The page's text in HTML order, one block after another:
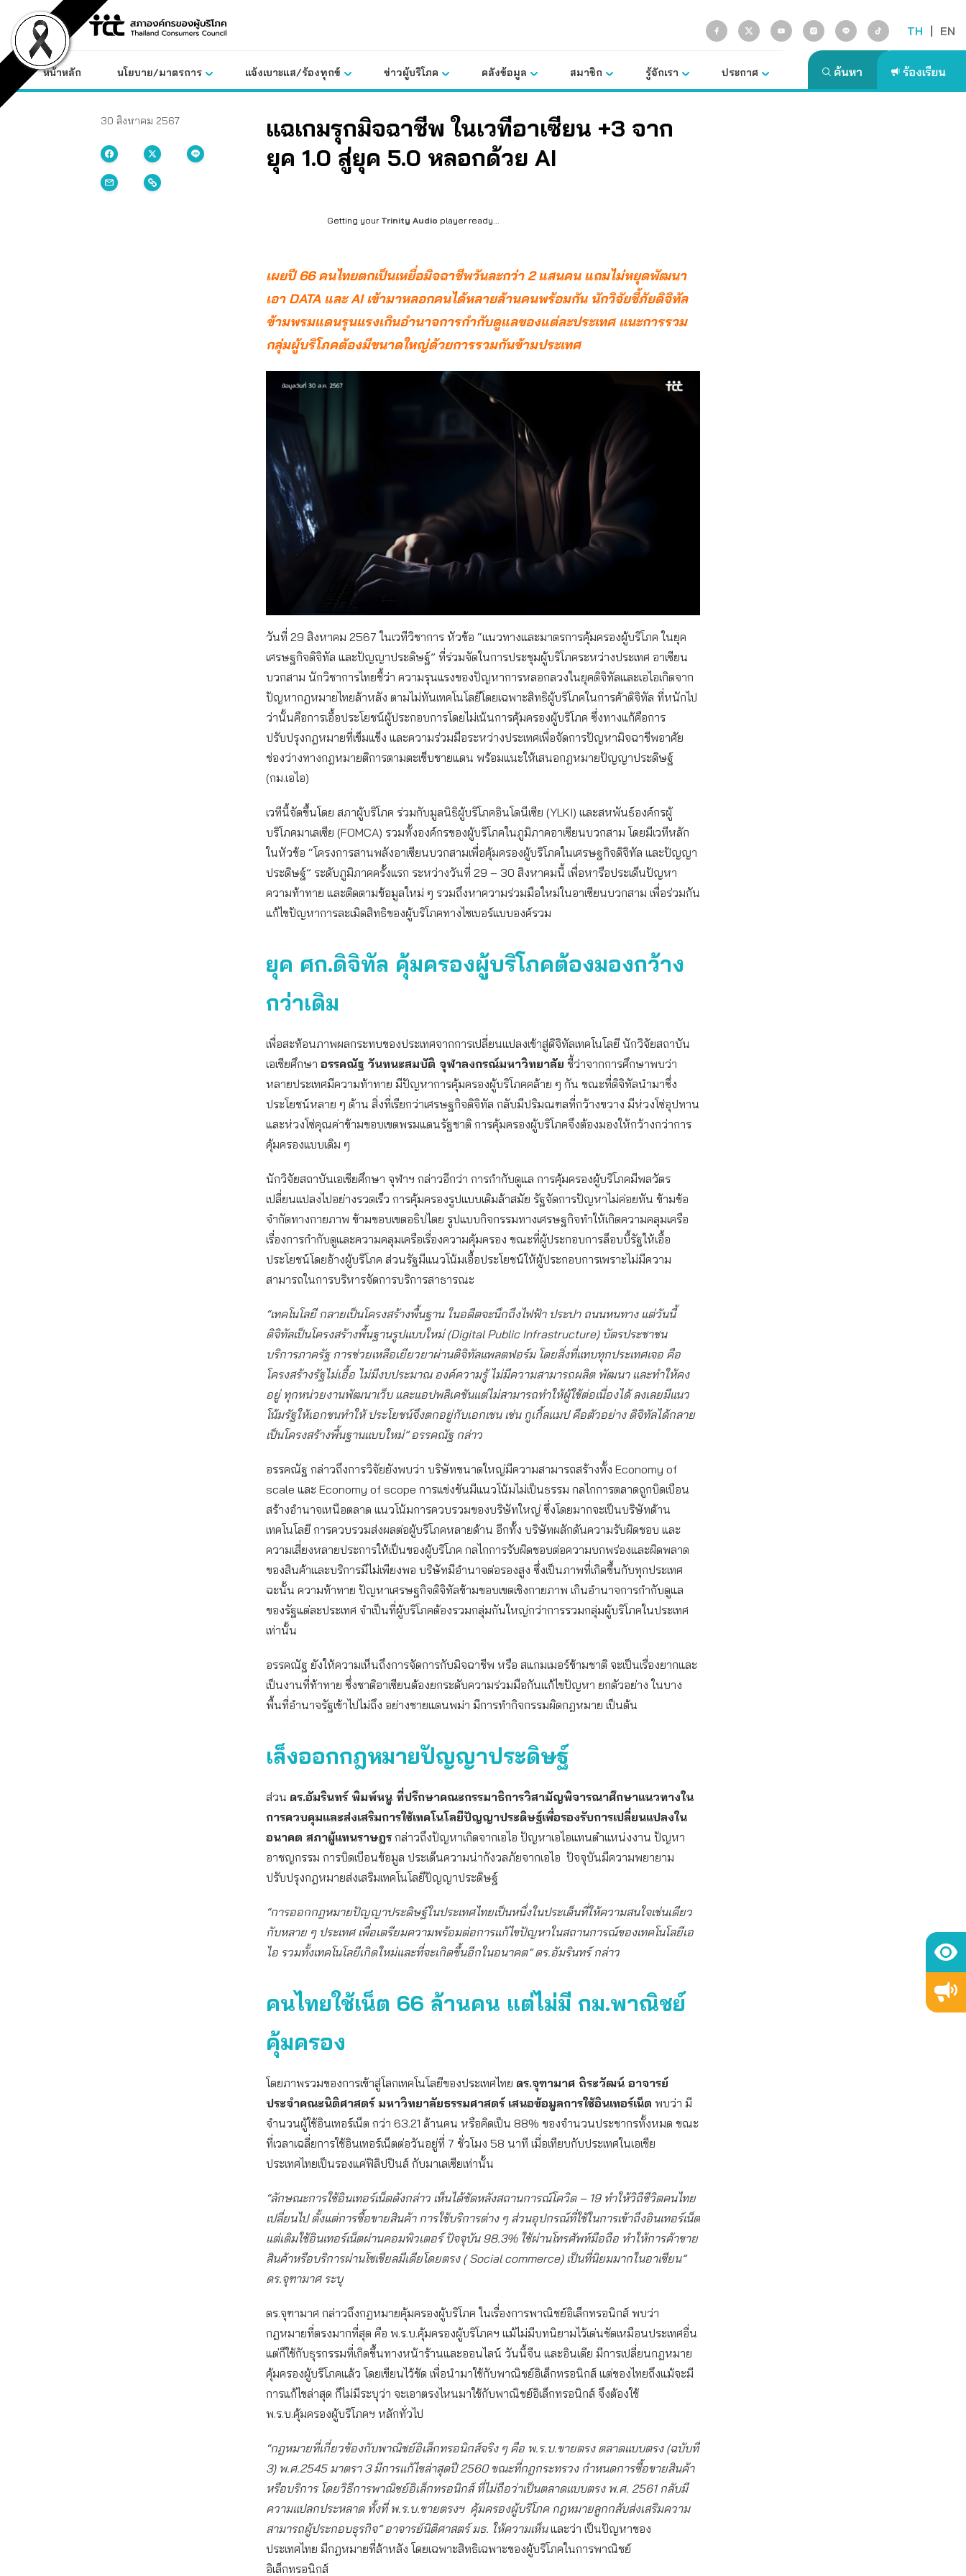
content
TH | EN
หน้าหลัก นโยบาย/มาตรการ แจ้งเบาะแส/ร้องทุกข์ ข่าวผู้บริโภค คลังข้อมูล สมาชิก รู้จักเรา ประกาศ
30 สิงหาคม 2567
แฉเกมรุกมิจฉาชีพ ในเวทีอาเซียน +3 จาก
ยุค 1.0 สู่ยุค 5.0 หลอกด้วย AI
Getting your Trinity Audio player ready...
เผยปี 66 คนไทยตกเป็นเหยื่อมิจฉาชีพวันละกว่า 2 แสนคน แถมไม่หยุดพัฒนา
เอา DATA และ AI เข้ามาหลอกคนได้หลายล้านคนพร้อมกัน นักวิจัยชี้ภัยดิจิทัล
ข้ามพรมแดนรุนแรงเกินอำนาจการกำกับดูแลของแต่ละประเทศ แนะการรวม
กลุ่มผู้บริโภคต้องมีขนาดใหญ่ด้วยการรวมกันข้ามประเทศ
วันที่ 29 สิงหาคม 2567 ในเวทีวิชาการ หัวข้อ “แนวทางและมาตรการคุ้มครองผู้บริโภค ในยุค
เศรษฐกิจดิจิทัล และปัญญาประดิษฐ์” ที่ร่วมจัดในการประชุมผู้บริโภคระหว่างประเทศ อาเซียน
บวกสาม นักวิชาการไทยชี้ว่า ความรุนแรงของปัญหาการหลอกลวงในยุคดิจิทัลและเอไอเกิดจาก
ปัญหากฎหมายไทยล้าหลัง ตามไม่ทันเทคโนโลยีโดยเฉพาะสิทธิผู้บริโภคในการค้าดิจิทัล ที่หนักไป
ว่านั้นคือการเอื้อประโยชน์ผู้ประกอบการโดยไม่เน้นการคุ้มครองผู้บริโภค ซึ่งทางแก้คือการ
ปรับปรุงกฎหมายที่เข็มแข็ง และความร่วมมือระหว่างประเทศเพื่อจัดการปัญหามิจฉาชีพอาศัย
ช่องว่างทางกฎหมายติการตามตะเข็บชายแดน พร้อมแนะให้เสนอกฎหมายปัญญาประดิษฐ์
(กม.เอไอ)
เวทีนี้จัดขึ้นโดย สภาผู้บริโภค ร่วมกับมูลนิธิผู้บริโภคอินโดนีเซีย (YLKI) และสหพันธ์องค์กรผู้
บริโภคมาเลเซีย (FOMCA) รวมทั้งองค์กรของผู้บริโภคในภูมิภาคอาเซียนบวกสาม โดยมีเวทีหลัก
ในหัวข้อ “โครงการสานพลังอาเซียนบวกสามเพื่อคุ้มครองผู้บริโภคในเศรษฐกิจดิจิทัล และปัญญา
ประดิษฐ์” ระดับภูมิภาคครั้งแรก ระหว่างวันที่ 29 – 30 สิงหาคมนี้ เพื่อหารือประเด็นปัญหา
ความท้าทาย และติดตามข้อมูลใหม่ ๆ รวมถึงหาความร่วมมือใหม่ในอาเซียนบวกสาม เพื่อร่วมกัน
แก้ไขปัญหาการละเมิดสิทธิของผู้บริโภคทางไซเบอร์แบบองค์รวม
ยุค ศก.ดิจิทัล คุ้มครองผู้บริโภคต้องมองกว้าง
กว่าเดิม
เพื่อสะท้อนภาพผลกระทบของประเทศจากการเปลี่ยนแปลงเข้าสู่ดิจิทัลเทคโนโลยี นักวิจัยสถาบัน
เอเชียศึกษา อรรคณัฐ วันทนะสมบัติ จุฬาลงกรณ์มหาวิทยาลัย ชี้ว่าจากการศึกษาพบว่า
หลายประเทศมีความท้าทาย มีปัญหาการคุ้มครองผู้บริโภคคล้าย ๆ กัน ขณะที่ดิจิทัลนำมาซึ่ง
ประโยชน์หลาย ๆ ด้าน สิ่งที่เรียกว่าเศรษฐกิจดิจิทัล กลับมีปริมณฑลที่กว้างขวาง มีห่วงโซ่อุปทาน
และห่วงโซ่คุณค่าข้ามขอบเขตพรมแดนรัฐชาติ การคุ้มครองผู้บริโภคจึงต้องมองให้กว้างกว่าการ
คุ้มครองแบบเดิม ๆ
นักวิจัยสถาบันเอเชียศึกษา จุฬาฯ กล่าวอีกว่า การกำกับดูแล การคุ้มครองผู้บริโภคมีพลวัตร
เปลี่ยนแปลงไปอย่างรวดเร็ว การคุ้มครองรูปแบบเดิมล้าสมัย รัฐจัดการปัญหาไม่ค่อยทัน ข้ามข้อ
จำกัดทางกายภาพ ข้ามขอบเขตอธิปไตย รูปแบบกิจกรรมทางเศรษฐกิจทำให้เกิดความคลุมเครือ
เรื่องการกำกับดูและความคลุมเครือเรื่องความคุ้มครอง ขณะที่ผู้ประกอบการล็อบบี้รัฐให้เอื้อ
ประโยชน์โดยอ้างผู้บริโภค ส่วนรัฐมีแนวโน้มเอื้อประโยชน์ให้ผู้ประกอบการเพราะไม่มีความ
สามารถในการบริหารจัดการบริการสาธารณะ
“เทคโนโลยี กลายเป็นโครงสร้างพื้นฐาน ในอดีตจะนึกถึงไฟฟ้า ประปา ถนนหนทาง แต่วันนี้
ดิจิทัลเป็นโครงสร้างพื้นฐานรูปแบบใหม่ (Digital Public Infrastructure) บัตรประชาชน
บริการภาครัฐ การช่วยเหลือเยียวยาผ่านดิจิทัลแพลตฟอร์ม โดยสิ่งที่แทบทุกประเทศเจอ คือ
โครงสร้างรัฐไม่เอื้อ ไม่มีงบประมาณ องค์ความรู้ ไม่มีความสามารถผลิต พัฒนา และทำให้คง
อยู่ ทุกหน่วยงานพัฒนาเว็บ และแอปพลิเคชันแต่ไม่สามารถทำให้ผู้ใช้ต่อเนื่องได้ ลงเลยมีแนว
โน้มรัฐให้เอกชนทำให้ ประโยชน์จึงตกอยู่กับเอกเชน เช่น กูเกิ้ลแมป คือตัวอย่าง ดิจิทัลได้กลาย
เป็นโครงสร้างพื้นฐานแบบใหม่” อรรคณัฐ กล่าว
อรรคณัฐ กล่าวถึงการวิจัยยังพบว่า บริษัทขนาดใหญ่มีความสามารถสร้างทั้ง Economy of
scale และ Economy of scope การแข่งขันมีแนวโน้มไม่เป็นธรรม กลไกการตลาดถูกบิดเบือน
สร้างอำนาจเหนือตลาด แนวโน้มการควบรวมของบริษัทใหญ่ ซึ่งโดยมากจะเป็นบริษัทด้าน
เทคโนโลยี การควบรวมส่งผลต่อผู้บริโภคหลายด้าน อีกทั้ง บริษัทผลักดันความรับผิดชอบ และ
ความเสี่ยงหลายประการให้เป็นของผู้บริโภค กลไกการรับผิดชอบต่อความบกพร่องและผิดพลาด
ของสินค้าและบริการมีไม่เพียงพอ บริษัทมีอำนาจต่อรองสูง ซึ่งเป็นภาพที่เกิดขึ้นกับทุกประเทศ
ฉะนั้น ความท้าทาย ปัญหาเศรษฐกิจดิจิทัลข้ามขอบเขตเชิงกายภาพ เกินอำนาจการกำกับดูแล
ของรัฐแต่ละประเทศ จำเป็นที่ผู้บริโภคต้องรวมกลุ่มกันใหญ่กว่าการรวมกลุ่มผู้บริโภคในประเทศ
เท่านั้น
อรรคณัฐ ยังให้ความเห็นถึงการจัดการกับมิจฉาชีพ หรือ สแกมเมอร์ข้ามชาติ จะเป็นเรื่องยากและ
เป็นงานที่ท้าทาย ซึ่งชาติอาเซียนต้องยกระดับความร่วมมือกันแก้ไขปัญหา ยกตัวอย่าง ในบาง
พื้นที่อำนาจรัฐเข้าไปไม่ถึง อย่างชายแดนพม่า มีการทำกิจกรรมผิดกฎหมาย เป็นต้น
เล็งออกกฎหมายปัญญาประดิษฐ์
ส่วน ดร.อัมรินทร์ พิมพ์หนู ที่ปรึกษาคณะกรรมาธิการวิสามัญพิจารณาศึกษาแนวทางใน
การควบคุมและส่งเสริมการใช้เทคโนโลยีปัญญาประดิษฐ์เพื่อรองรับการเปลี่ยนแปลงใน
อนาคต สภาผู้แทนราษฎร กล่าวถึงปัญหาเกิดจากเอไอ ปัญหาเอไอแทนตำแหน่งงาน ปัญหา
อาชญกรรม การบิดเบือนข้อมูล ประเด็นความน่ากังวลภัยจากเอไอ ปัจจุบันมีความพยายาม
ปรับปรุงกฎหมายส่งเสริมเทคโนโลยีปัญญาประดิษฐ์
“การออกกฎหมายปัญญาประดิษฐ์ในประเทศไทยเป็นหนึ่งในประเด็นที่ให้ความสนใจเช่นเดียว
กับหลาย ๆ ประเทศ เพื่อเตรียมความพร้อมต่อการแก้ไขปัญหาในสถานการณ์ของเทคโนโลยีเอ
ไอ รวมทั้งเทคโนโลยีเกิดใหม่และที่จะเกิดขึ้นอีกในอนาคต” ดร.อัมรินทร์ กล่าว
คนไทยใช้เน็ต 66 ล้านคน แต่ไม่มี กม.พาณิชย์
คุ้มครอง
โดยภาพรวมของการเข้าสู่โลกเทคโนโลยีของประเทศไทย ดร.จุฑามาศ ถิระวัฒน์ อาจารย์
ประจำคณะนิติศาสตร์ มหาวิทยาลัยธรรมศาสตร์ เสนอข้อมูลการใช้อินเทอร์เน็ต พบว่า มี
จำนวนผู้ใช้อินเทอร์เน็ต กว่า 63.21 ล้านคน หรือคิดเป็น 88% ของจำนวนประชากรทั้งหมด ขณะ
ที่เวลาเฉลี่ยการใช้อินเทอร์เน็ตต่อวันอยู่ที่ 7 ชั่วโมง 58 นาที เมื่อเทียบกับประเทศในเอเชีย
ประเทศไทยเป็นรองแค่ฟิลิปปินส์ กับมาเลเซียเท่านั้น
“ลักษณะการใช้อินเทอร์เน็ตดังกล่าว เห็นได้ชัดหลังสถานการณ์โควิด – 19 ทำให้วิถีชีวิตคนไทย
เปลี่ยนไป ตั้งแต่การซื้อขายสินค้า การใช้บริการต่าง ๆ ส่วนอุปกรณ์ที่ใช้ในการเข้าถึงอินเทอร์เน็ต
แต่เดิมใช้อินเทอร์เน็ตผ่านคอมพิวเตอร์ ปัจจุบัน 98.3% ใช้ผ่านโทรศัพท์มือถือ ทำให้การค้าขาย
สินค้าหรือบริการผ่านโซเชียลมีเดียโดยตรง ( Social commerce) เป็นที่นิยมมากในอาเซียน”
ดร.จุฑามาศ ระบุ
ดร.จุฑามาศ กล่าวถึงกฎหมายคุ้มครองผู้บริโภค ในเรื่องการพาณิชย์อิเล็กทรอนิกส์ พบว่า
กฎหมายที่ตรงมากที่สุด คือ พ.ร.บ.คุ้มครองผู้บริโภคฯ แม้ไม่มีบทนิยามไว้เด่นชัดเหมือนประเทศอื่น
แต่ก็ใช้กับธุรกรรมที่เกิดขึ้นทางหน้าร้านและออนไลน์ วันนี้จีน และอินเดีย มีการเปลี่ยนกฎหมาย
คุ้มครองผู้บริโภคแล้ว โดยเขียนไว้ชัด เพื่อนำมาใช้กับพาณิชย์อิเล็กทรอนิกส์ แต่ของไทยถึงแม้จะมี
การแก้ไขล่าสุด ก็ไม่มีระบุว่า จะเอาตรงไหนมาใช้กับพาณิชย์อิเล็กทรอนิกส์ จึงต้องใช้
พ.ร.บ.คุ้มครองผู้บริโภคฯ หลักทั่วไป
“กฎหมายที่เกี่ยวข้องกับพาณิชย์อิเล็กทรอนิกส์จริง ๆ คือ พ.ร.บ.ขายตรง ตลาดแบบตรง (ฉบับที่
3) พ.ศ.2545 มาตรา 3 มีการแก้ไขล่าสุดปี 2560 ขณะที่กฎกระทรวง กำหนดการซื้อขายสินค้า
หรือบริการ โดยวิธีการพาณิชย์อิเล็กทรอนิกส์ ที่ไม่ถือว่าเป็นตลาดแบบตรง พ.ศ. 2561 กลับมี
ความแปลกประหลาด ทั้งที่ พ.ร.บ.ขายตรงฯ คุ้มครองผู้บริโภค กฎหมายลูกกลับส่งเสริมความ
สามารถผู้ประกอบธุรกิจ” อาจารย์นิติศาสตร์ มธ. ให้ความเห็นและว่า เป็นปัญหาของ
ประเทศไทย มีกฎหมายที่ล้าหลัง โดยเฉพาะสิทธิเฉพาะของผู้บริโภคในการพาณิชย์
อิเล็กทรอนิกส์